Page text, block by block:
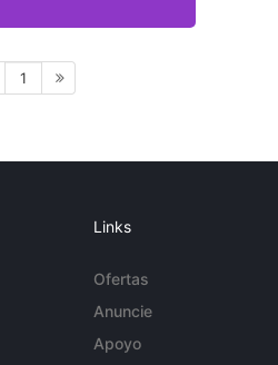
1
Links
Ofertas
Anuncie
Apoyo